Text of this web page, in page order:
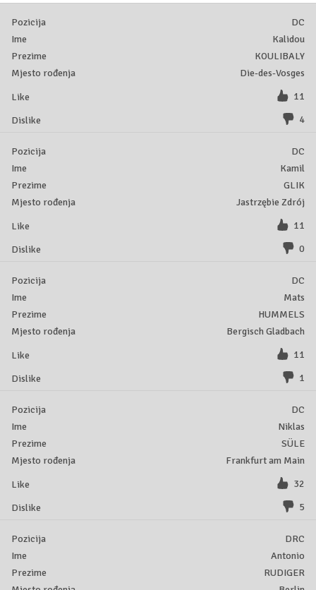
DC
Kalidou
KOULIBALY
Die-des-Vosges
11
4
DC
Kamil
GLIK
Jastrzębie Zdrój
11
0
DC
Mats
HUMMELS
Bergisch Gladbach
11
1
DC
Niklas
SÜLE
Frankfurt am Main
32
5
DRC
Antonio
RUDIGER